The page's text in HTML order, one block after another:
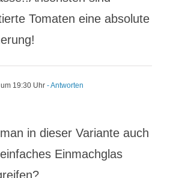
Tomaten eine absolute
19:30 Uhr - Antworten
in dieser Variante auch
Einmachglas